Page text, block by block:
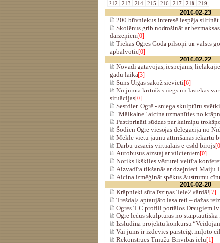
212
213 214 215 216 217 218 219
2010-02-23
200 būvniekus interesē iespēja
Skolēnus grib nodrošināt ar
dārzeņiem[0]
Tiekas Ogres Goda pilsoņi un valsts
apbalvotie[0]
2010-02-22
Novadi gatavojas, iespējams,
gadu laikā[3]
Suns Urgās sakož sievieti[6]
No jumta krītošs sniegs un lāstekas
situācijas[0]
Sestdien Ogrē - sniega skulptūru
"Mālkalne" aicina uzmanīties no
Pastiprināti sūdzas par kaimiņu
Šodien Ogrē viesojas delegācija no
Meklē vietu jaunu attīrīšanas iekārtu
Darbu uzsācis virtuālais e-csdd birojs
Autobusus aizstāj ar vilcieniem[0]
Notiks Ikšķiles vēsturei veltīta
Aizvadīta tikšanās ar dzejnieci Maiju
Aicina izmēģināt spēkus Austrumu
2010-02-20
Krāpnieki sūta īsziņas Tele2 vārdā![7]
Trešdaļa aptaujāto lasa reti – dažas
Ogres TIC profili portālos
Ogrē ledus skulptūras no starptautiska
Izsludina projektu konkursu
Vai jums ir izdevies pārsteigt mīļoto
Rekonstruēs Tīnūžu-Brīvības ielu[1]